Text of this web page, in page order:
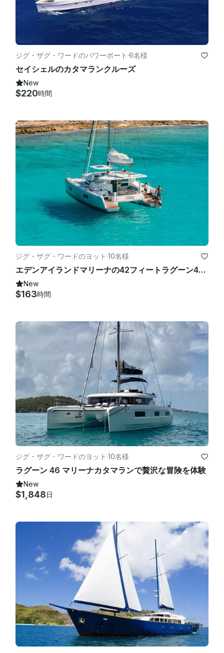
ジグ・ザグ・ワードのパワーボート ·6名様
セイシェルのカタマランクルーズ
New
$220時間
ジグ・ザグ・ワードのヨット ·10名様
エデンアイランドマリーナの42フィートラグーン42カタマランに乗ってセイシェルを航海
New
$163時間
ジグ・ザグ・ワードのヨット ·10名様
ラグーン 46 マリーナカタマランで贅沢な冒険を体験
New
$1,848日